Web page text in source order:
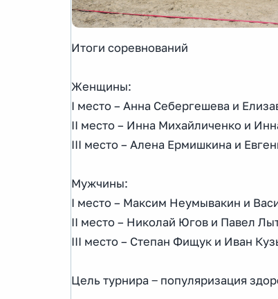
Итоги соревнований
Женщины:
I место – Анна Себергешева и
II место – Инна Михайличенко и
III место – Алена Ермишкина и
Мужчины:
I место – Максим Неумывакин и
II место – Николай Югов и Павел
III место – Степан Фищук и Иван
Цель турнира ‒ популяризация